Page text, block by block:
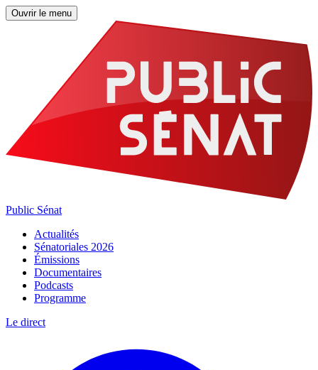
Ouvrir le menu
Public Sénat
Actualités
Sénatoriales 2026
Émissions
Documentaires
Podcasts
Programme
Le direct